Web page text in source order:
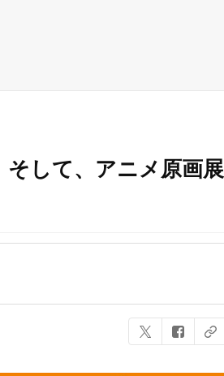
そして、アニメ原画展